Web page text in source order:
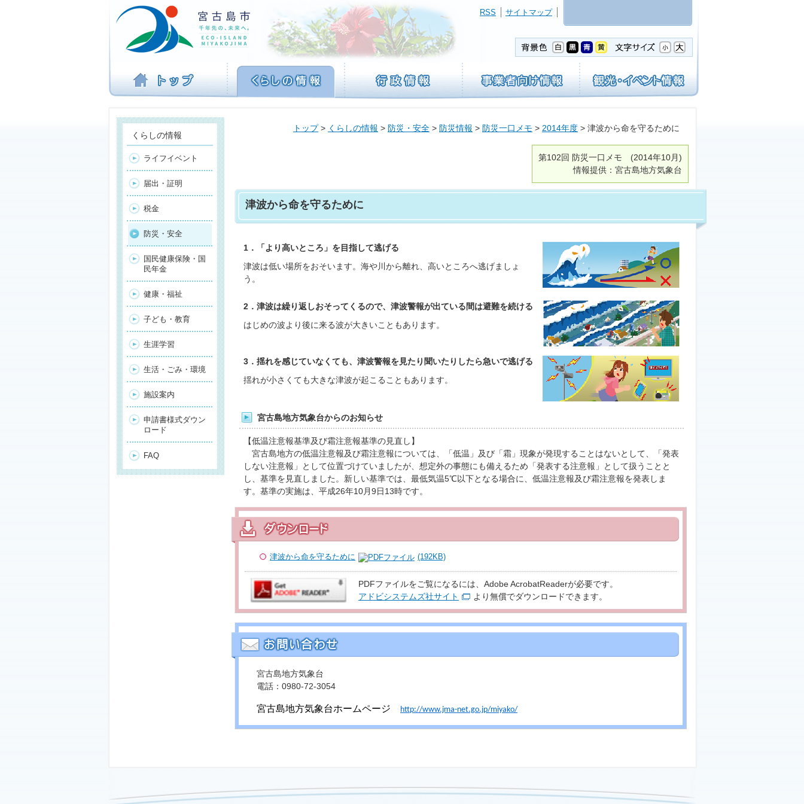
ビ
を
ば
す
サイトマップ
RSS
トップ> くらしの情報 > 防災・安全 > 防災情報 > 防災一口メモ > 2014年度 > 津波から命を守るために
第102回 防災一口メモ (2014年10月)
情報提供：宮古島地方気象台
津波から命を守るために
1．「より高いところ」を目指して逃げる
津波は低い場所をおそいます。海や川から離れ、高いところへ逃げましょ
う。
2．津波は繰り返しおそってくるので、津波警報が出ている間は避難を続ける
はじめの波より後に来る波が大きいこともあります。
3．揺れを感じていなくても、津波警報を見たり聞いたりしたら急いで逃げる
揺れが小さくても大きな津波が起こることもあります。
宮古島地方気象台からのお知らせ
【低温注意報基準及び霜注意報基準の見直し】
宮古島地方の低温注意報及び霜注意報については、「低温」及び「霜」現象が発現することはないとして、「発表
しない注意報」として位置づけていましたが、想定外の事態にも備えるため「発表する注意報」として扱うことと
し、基準を見直しました。新しい基準では、最低気温5℃以下となる場合に、低温注意報及び霜注意報を発表しま
す。基準の実施は、平成26年10月9日13時です。
津波から命を守るために (192KB)
PDFファイルをご覧になるには、Adobe AcrobatReaderが必要です。
アドビシステムズ社サイト
より無償でダウンロードできます。
宮古島地方気象台
電話：0980-72-3054
宮古島地方気象台ホームページ http://www.jma-net.go.jp/miyako/
くらしの情報
ライフイベント
届出・証明
税金
防災・安全
国民健康保険・国
民年金
健康・福祉
子ども・教育
生涯学習
生活・ごみ・環境
施設案内
申請書様式ダウン
ロード
FAQ